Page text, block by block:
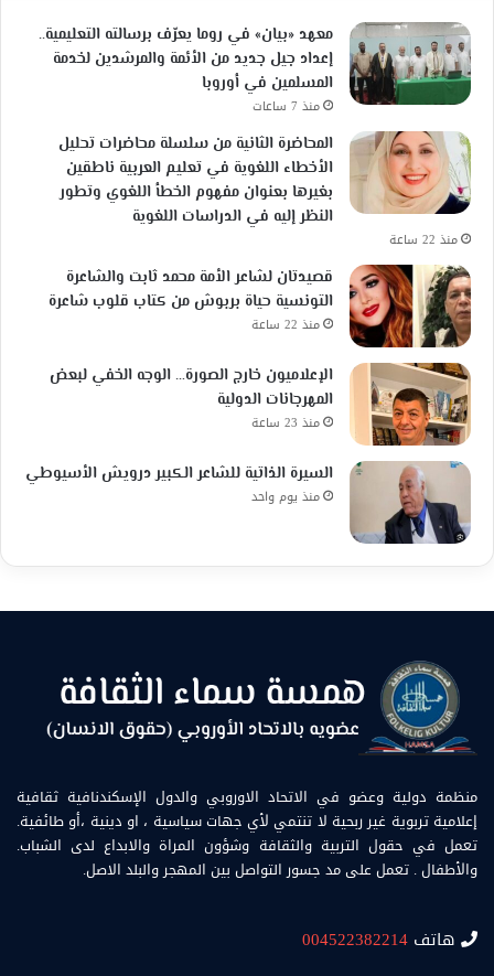
معهد «بيان» في روما يعرّف برسالته التعليمية..
إعداد جيل جديد من الأئمة والمرشدين لخدمة
المسلمين في أوروبا
منذ 7 ساعات
المحاضرة الثانية من سلسلة محاضرات تحليل
الأخطاء اللغوية في تعليم العربية ناطقين
بغيرها بعنوان مفهوم الخطأ اللغوي وتطور
النظر إليه في الدراسات اللغوية
منذ 22 ساعة
قصيدتان لشاعر الأمة محمد ثابت والشاعرة
التونسية حياة بربوش من كتاب قلوب شاعرة
منذ 22 ساعة
الإعلاميون خارج الصورة… الوجه الخفي لبعض
المهرجانات الدولية
منذ 23 ساعة
السيرة الذاتية للشاعر الكبير درويش الأسيوطي
منذ يوم واحد
منظمة دولية وعضو في الاتحاد الاوروبي والدول الإسكندنافية ثقافية
إعلامية تربوية غير ربحية لا تنتمي لأي جهات سياسية ، او دينية ،أو طائفية.
تعمل في حقول التربية والثقافة وشؤون المراة والابداع لدى الشباب.
والأطفال . تعمل على مد جسور التواصل بين المهجر والبلد الاصل.
هاتف 004522382214